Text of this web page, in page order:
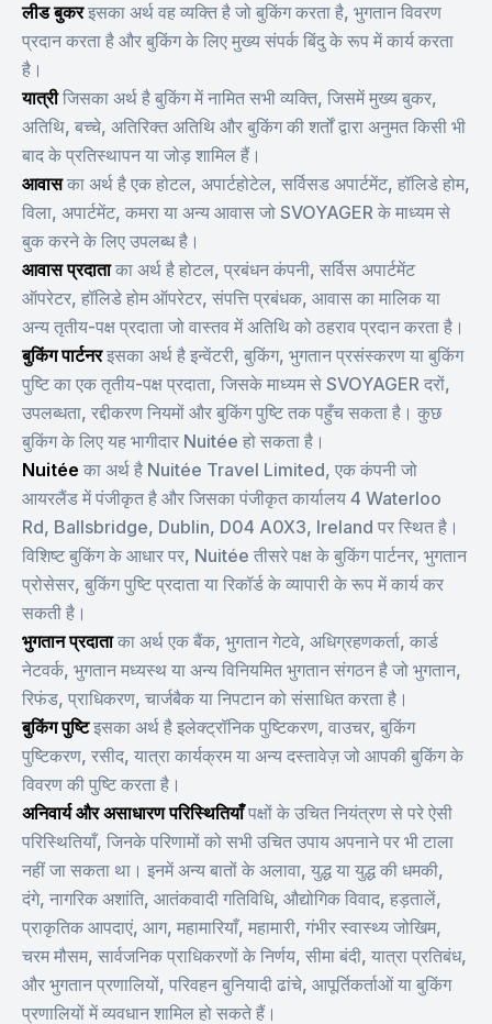
लीड बुकर इसका अर्थ वह व्यक्ति है जो बुकिंग करता है, भुगतान विवरण
प्रदान करता है और बुकिंग के लिए मुख्य संपर्क बिंदु के रूप में कार्य करता
है।
यात्री जिसका अर्थ है बुकिंग में नामित सभी व्यक्ति, जिसमें मुख्य बुकर,
अतिथि, बच्चे, अतिरिक्त अतिथि और बुकिंग की शर्तों द्वारा अनुमत किसी भी
बाद के प्रतिस्थापन या जोड़ शामिल हैं।
आवास का अर्थ है एक होटल, अपार्टहोटेल, सर्विसड अपार्टमेंट, हॉलिडे होम,
विला, अपार्टमेंट, कमरा या अन्य आवास जो SVOYAGER के माध्यम से
बुक करने के लिए उपलब्ध है।
आवास प्रदाता का अर्थ है होटल, प्रबंधन कंपनी, सर्विस अपार्टमेंट
ऑपरेटर, हॉलिडे होम ऑपरेटर, संपत्ति प्रबंधक, आवास का मालिक या
अन्य तृतीय-पक्ष प्रदाता जो वास्तव में अतिथि को ठहराव प्रदान करता है।
बुकिंग पार्टनर इसका अर्थ है इन्वेंटरी, बुकिंग, भुगतान प्रसंस्करण या बुकिंग
पुष्टि का एक तृतीय-पक्ष प्रदाता, जिसके माध्यम से SVOYAGER दरों,
उपलब्धता, रद्दीकरण नियमों और बुकिंग पुष्टि तक पहुँच सकता है। कुछ
बुकिंग के लिए यह भागीदार Nuitée हो सकता है।
Nuitée का अर्थ है Nuitée Travel Limited, एक कंपनी जो
आयरलैंड में पंजीकृत है और जिसका पंजीकृत कार्यालय 4 Waterloo
Rd, Ballsbridge, Dublin, D04 A0X3, Ireland पर स्थित है।
विशिष्ट बुकिंग के आधार पर, Nuitée तीसरे पक्ष के बुकिंग पार्टनर, भुगतान
प्रोसेसर, बुकिंग पुष्टि प्रदाता या रिकॉर्ड के व्यापारी के रूप में कार्य कर
सकती है।
भुगतान प्रदाता का अर्थ एक बैंक, भुगतान गेटवे, अधिग्रहणकर्ता, कार्ड
नेटवर्क, भुगतान मध्यस्थ या अन्य विनियमित भुगतान संगठन है जो भुगतान,
रिफंड, प्राधिकरण, चार्जबैक या निपटान को संसाधित करता है।
बुकिंग पुष्टि इसका अर्थ है इलेक्ट्रॉनिक पुष्टिकरण, वाउचर, बुकिंग
पुष्टिकरण, रसीद, यात्रा कार्यक्रम या अन्य दस्तावेज़ जो आपकी बुकिंग के
विवरण की पुष्टि करता है।
अनिवार्य और असाधारण परिस्थितियाँ पक्षों के उचित नियंत्रण से परे ऐसी
परिस्थितियाँ, जिनके परिणामों को सभी उचित उपाय अपनाने पर भी टाला
नहीं जा सकता था। इनमें अन्य बातों के अलावा, युद्ध या युद्ध की धमकी,
दंगे, नागरिक अशांति, आतंकवादी गतिविधि, औद्योगिक विवाद, हड़तालें,
प्राकृतिक आपदाएं, आग, महामारियाँ, महामारी, गंभीर स्वास्थ्य जोखिम,
चरम मौसम, सार्वजनिक प्राधिकरणों के निर्णय, सीमा बंदी, यात्रा प्रतिबंध,
और भुगतान प्रणालियों, परिवहन बुनियादी ढांचे, आपूर्तिकर्ताओं या बुकिंग
प्रणालियों में व्यवधान शामिल हो सकते हैं।